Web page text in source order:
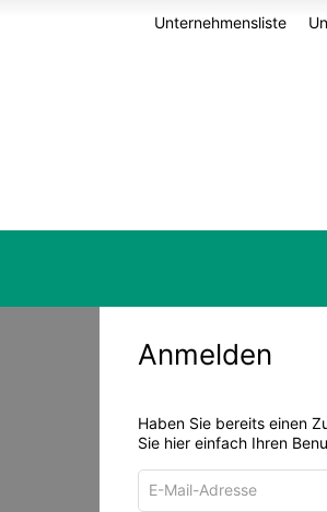
Unternehmensliste
Anmelden
Haben Sie bereits einen
Sie hier einfach Ihren